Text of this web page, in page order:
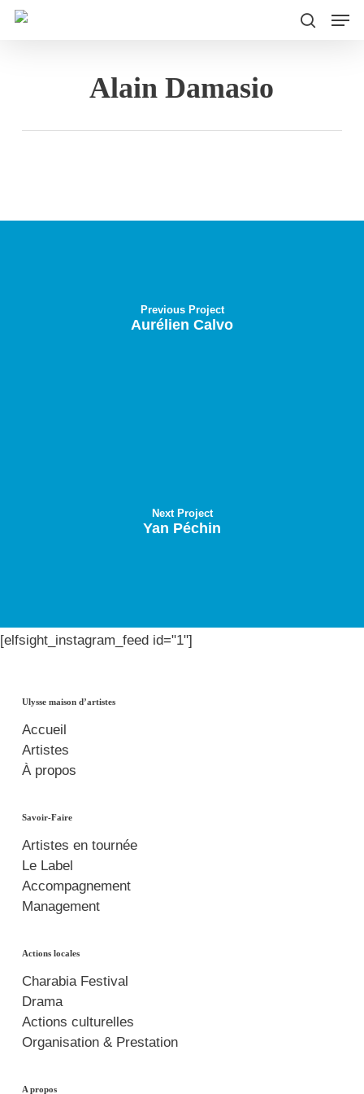
Skip
Alain Damasio
Previous Project
Aurélien Calvo
Next Project
Yan Péchin
[elfsight_instagram_feed id="1"]
Ulysse maison d’artistes
Accueil
Artistes
À propos
Savoir-Faire
Artistes en tournée
Le Label
Accompagnement
Management
Actions locales
Charabia Festival
Drama
Actions culturelles
Organisation & Prestation
A propos